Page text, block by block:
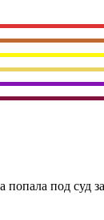
попала под суд